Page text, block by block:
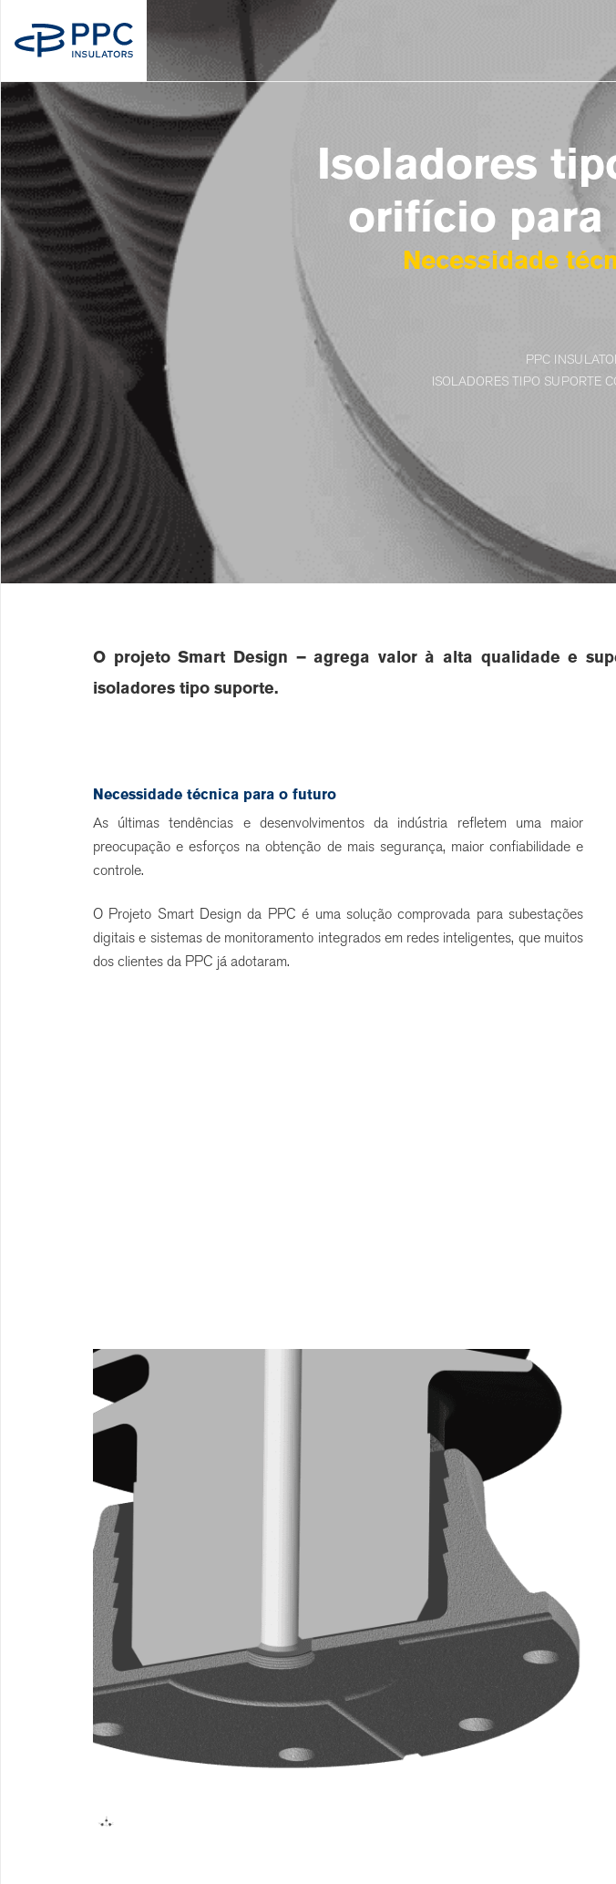
Isoladores
orifício para
Necessidade
PPC
ISOLADORES TIPO SUPORTE
O projeto Smart Design – agrega valor à alta qualidade e
isoladores tipo suporte.
Necessidade técnica para o futuro
As últimas tendências e desenvolvimentos da indústria refletem uma maior
preocupação e esforços na obtenção de mais segurança, maior confiabilidade e
controle.
O Projeto Smart Design da PPC é uma solução comprovada para subestações
digitais e sistemas de monitoramento integrados em redes inteligentes, que muitos
dos clientes da PPC já adotaram.